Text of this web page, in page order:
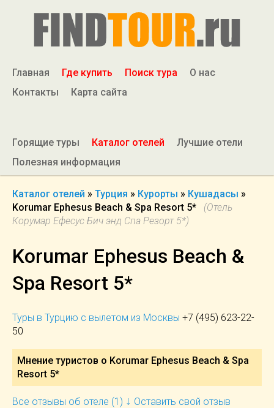
Главная Где купить Поиск тура
О нас
Контакты
Карта сайта
Горящие туры Каталог отелей
Лучшие отели
Полезная информация
Каталог отелей » Турция » Курорты » Кушадасы »
Korumar Ephesus Beach & Spa Resort 5*
(Отель
Корумар Ефесус Бич энд Спа Резорт 5*)
Korumar Ephesus Beach &
Spa Resort 5*
Туры в Турцию с вылетом из Москвы +7 (495) 623-22-
50
Мнение туристов о Korumar Ephesus Beach & Spa
Resort 5*
Все отзывы об отеле (1) ↓ Оставить свой отзыв